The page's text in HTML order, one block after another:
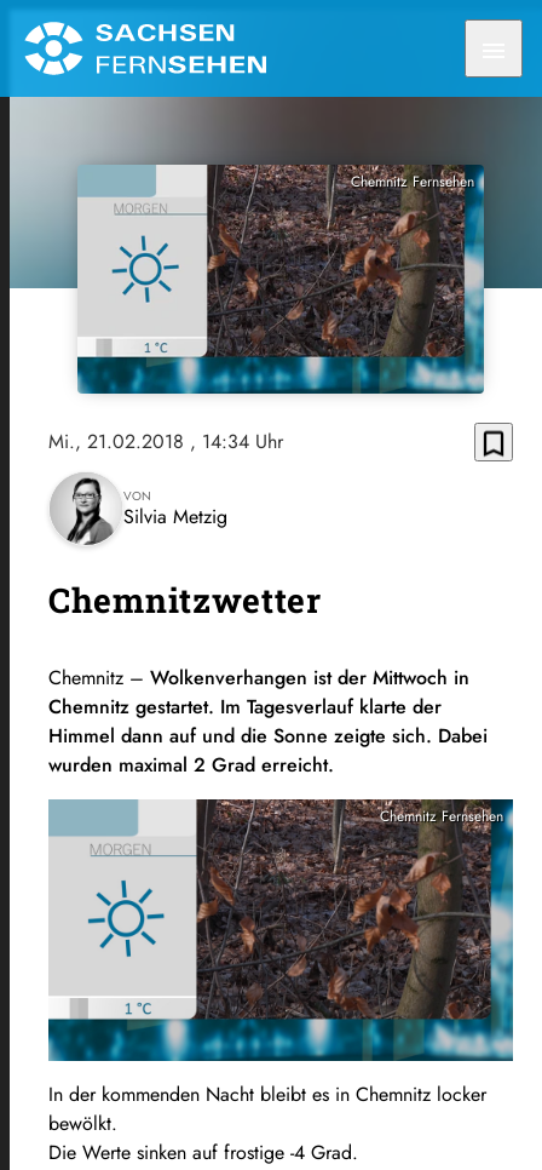
Chemnitz Fernsehen
Mi., 21.02.2018 , 14:34 Uhr bookmark_border
VON
Silvia Metzig
Chemnitzwetter
Chemnitz – Wolkenverhangen ist der Mittwoch in
Chemnitz gestartet. Im Tagesverlauf klarte der
Himmel dann auf und die Sonne zeigte sich. Dabei
wurden maximal 2 Grad erreicht.
Chemnitz Fernsehen
In der kommenden Nacht bleibt es in Chemnitz locker
bewölkt.
Die Werte sinken auf frostige -4 Grad.